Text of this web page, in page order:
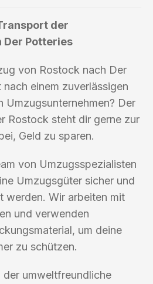
der
Der Potteries
von Rostock nach Der
einem zuverlässigen
Umzugsunternehmen? Der
Rostock steht dir gerne zur
Geld zu sparen.
von Umzugsspezialisten
Umzugsgüter sicher und
werden. Wir arbeiten mit
und verwenden
um deine
zu schützen.
der umweltfreundliche